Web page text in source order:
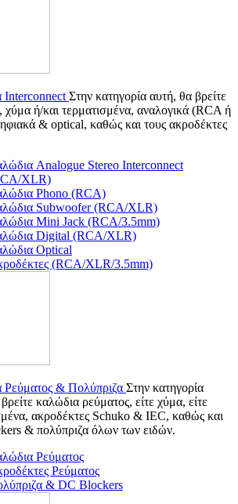
Interconnect Στην κατηγορία αυτή, θα βρείτε
χύμα ή/και τερματισμένα, αναλογικά (RCA ή
& optical, καθώς και τους ακροδέκτες
Analogue Stereo Interconnect
XLR)
Phono (RCA)
Subwoofer (RCA/XLR)
Mini Jack (RCA/3.5mm)
Digital (RCA/XLR)
Optical
(RCA/XLR/3.5mm)
& Πολύπριζα Στην κατηγορία
καλώδια ρεύματος, είτε χύμα, είτε
ακροδέκτες Schuko & IEC, καθώς και
& πολύπριζα όλων των ειδών.
Ρεύματος
Ρεύματος
& DC Blockers